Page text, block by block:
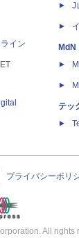
イン
J
MdN
テッ
プライバシーポリ
All rights